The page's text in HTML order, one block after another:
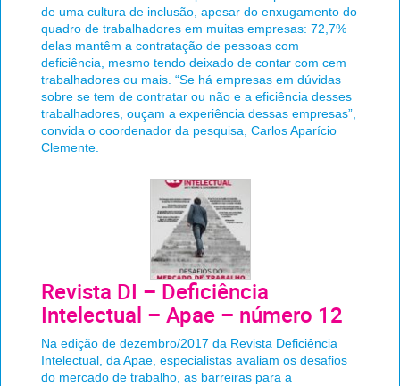
de uma cultura de inclusão, apesar do enxugamento do
quadro de trabalhadores em muitas empresas: 72,7%
delas mantêm a contratação de pessoas com
deficiência, mesmo tendo deixado de contar com cem
trabalhadores ou mais. “Se há empresas em dúvidas
sobre se tem de contratar ou não e a eficiência desses
trabalhadores, ouçam a experiência dessas empresas”,
convida o coordenador da pesquisa, Carlos Aparício
Clemente.
Revista DI – Deficiência
Intelectual – Apae – número 12
Na edição de dezembro/2017 da Revista Deficiência
Intelectual, da Apae, especialistas avaliam os desafios
do mercado de trabalho, as barreiras para a